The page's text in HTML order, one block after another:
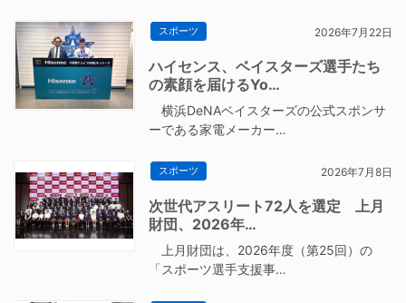
スポーツ 2026年7月22日
ハイセンス、ベイスターズ選手たち
の素顔を届けるYo…
横浜DeNAベイスターズの公式スポンサ
ーである家電メーカー…
スポーツ 2026年7月8日
次世代アスリート72人を選定 上月
財団、2026年…
上月財団は、2026年度（第25回）の
「スポーツ選手支援事…